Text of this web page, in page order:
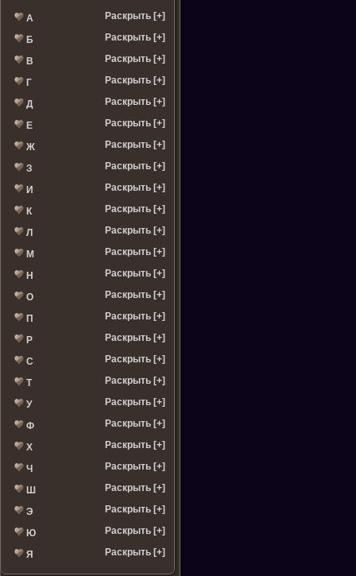
А Раскрыть [+]
Б Раскрыть [+]
В Раскрыть [+]
Г Раскрыть [+]
Д Раскрыть [+]
Е Раскрыть [+]
Ж Раскрыть [+]
З Раскрыть [+]
И Раскрыть [+]
К Раскрыть [+]
Л Раскрыть [+]
М Раскрыть [+]
Н Раскрыть [+]
О Раскрыть [+]
П Раскрыть [+]
Р Раскрыть [+]
С Раскрыть [+]
Т Раскрыть [+]
У Раскрыть [+]
Ф Раскрыть [+]
Х Раскрыть [+]
Ч Раскрыть [+]
Ш Раскрыть [+]
Э Раскрыть [+]
Ю Раскрыть [+]
Я Раскрыть [+]